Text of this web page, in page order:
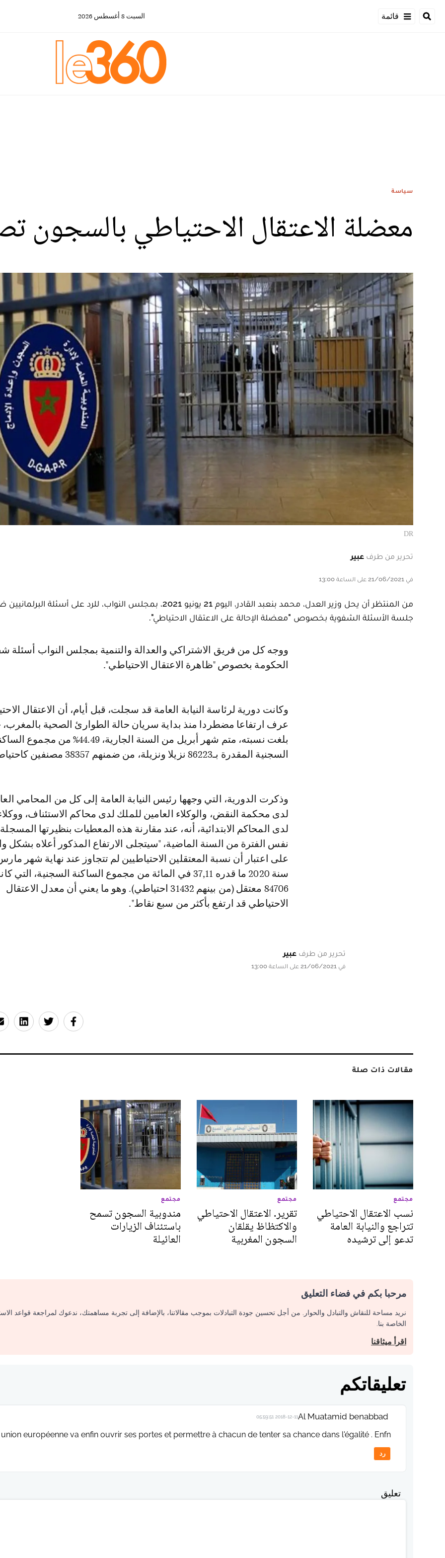
قائمة السبت 8 أغسطس 2026
سياسة
معضلة الاعتقال الاحتياطي بالسجون
DR
تحرير من طرف عبير
في 21/06/2021 على الساعة 13:00
من المنتظر أن يحل وزير العدل، محمد بنعبد القادر، اليوم 21 يونيو 2021، بمجلس النواب، للرد على أسئلة
جلسة الأسئلة الشفوية بخصوص "معضلة الإحالة على الاعتقال الاحتياطي".
ووجه كل من فريق الاشتراكي والعدالة والتنمية بمجلس النواب أسئلة شفوية إلى
الحكومة بخصوص "ظاهرة الاعتقال الاحتياطي".
وكانت دورية لرئاسة النيابة العامة قد سجلت، قبل أيام، أن الاعتقال
عرف ارتفاعا مضطردا منذ بداية سريان حالة الطوارئ الصحية
بلغت نسبته، متم شهر أبريل من السنة الجارية، 44.49% من مجموع
السجنية المقدرة بـ86223 نزيلا ونزيلة، من ضمنهم 38357 مصنفين كاحتياطيين.
وذكرت الدورية، التي وجهها رئيس النيابة العامة إلى كل من المحامي
لدى محكمة النقض، والوكلاء العامين للملك لدى محاكم الاستئناف،
لدى المحاكم الابتدائية، أنه، عند مقارنة هذه المعطيات بنظيرتها
نفس الفترة من السنة الماضية، "سيتجلى الارتفاع المذكور أعلاه بشكل
على اعتبار أن نسبة المعتقلين الاحتياطيين لم تتجاوز عند نهاية شهر
سنة 2020 ما قدره 37,11 في المائة من مجموع الساكنة السجنية، التي
84706 معتقل (من بينهم 31432 احتياطي). وهو ما يعني أن معدل الاعتقال
الاحتياطي قد ارتفع بأكثر من سبع نقاط".
تحرير من طرف عبير
في 21/06/2021 على الساعة 13:00
مقالات ذات صلة
مجتمع
نسب الاعتقال الاحتياطي
تتراجع والنيابة العامة
تدعو إلى ترشيده
مجتمع
تقرير. الاعتقال الاحتياطي
والاكتظاظ يقلقان
السجون المغربية
مجتمع
مندوبية السجون تسمح
باستئناف الزيارات
العائيلة
مرحبا بكم في فضاء التعليق
نريد مساحة للنقاش والتبادل والحوار. من أجل تحسين جودة التبادلات بموجب مقالاتنا، بالإضافة إلى تجربة مساهمتك، ندعوك لمراجعة قواعد
الخاصة بنا.
اقرأ ميثاقنا
تعليقاتكم
Al Muatamid benabbad
2018-12-11 05:59:51
union européenne va enfin ouvrir ses portes et permettre à chacun de tenter sa chance dans l'égalité . Enfn.
رد
تعليق